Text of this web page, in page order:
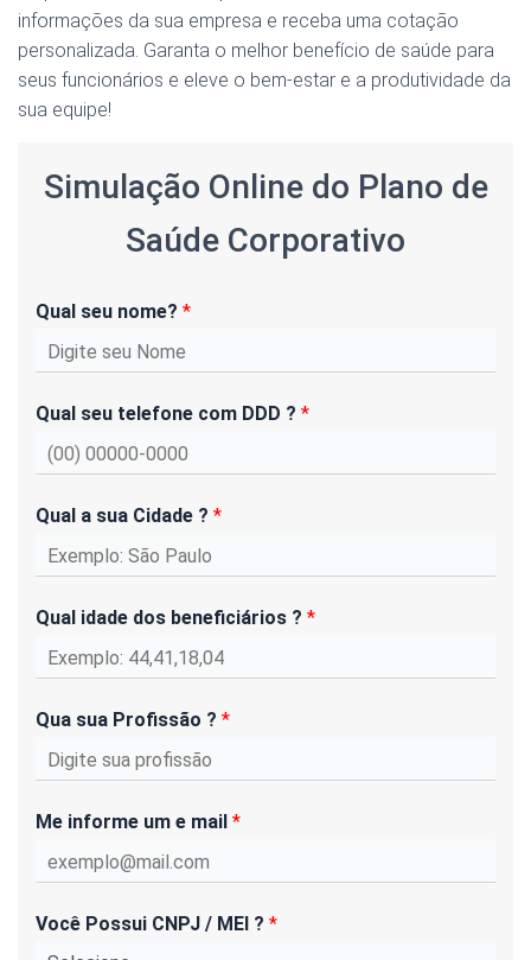
informações da sua empresa e receba uma cotação
personalizada. Garanta o melhor benefício de saúde para
seus funcionários e eleve o bem-estar e a produtividade da
sua equipe!
Simulação Online do Plano de
Saúde Corporativo
Qual seu nome? *
Qual seu telefone com DDD ? *
Qual a sua Cidade ? *
Qual idade dos beneficiários ? *
Qua sua Profissão ? *
Me informe um e mail *
Você Possui CNPJ / MEI ? *